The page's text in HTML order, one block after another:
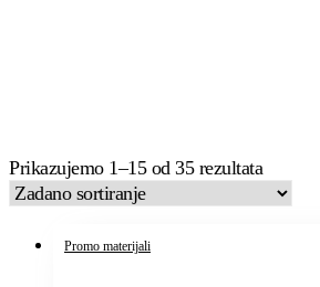
Prikazujemo 1–15 od 35 rezultata
Promo materijali